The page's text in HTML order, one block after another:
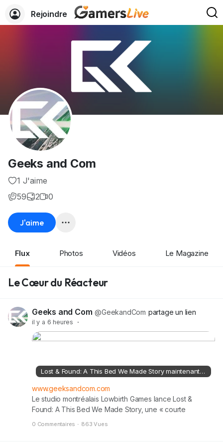
Rejoindre
Geeks and Com
1 J'aime
59
2 0
J'aime
Flux Photos Vidéos Le Magazine
Le Cœur du Réacteur
Geeks and Com @GeekandCom partage un lien
il y a 6 heures ·
Lost & Found: A This Bed We Made Story maintenant disponible
www.geeksandcom.com
Le studio montréalais Lowbirth Games lance Lost &
Found: A This Bed We Made Story, une « courte
0 Commentaires · 863 Vues